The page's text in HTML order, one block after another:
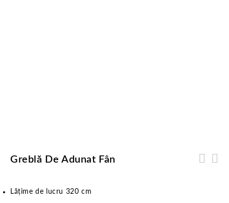
Greblă De Adunat Fân
Lățime de lucru 320 cm